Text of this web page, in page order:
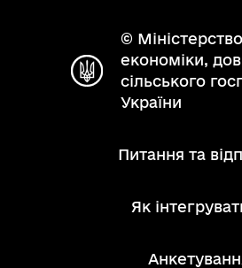
© Міністерство
економіки,
сільського
України
Питання та
Як